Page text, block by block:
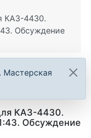
КАЗ-4430.
Обсуждение
КАЗ-4430.
Обсуждение